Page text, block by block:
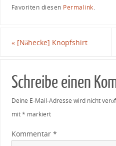
Favoriten diesen Permalink.
«[Nähecke] Knopfshirt
Schreibe einen
Deine E-Mail-Adresse wird nicht
mit* markiert
Kommentar *